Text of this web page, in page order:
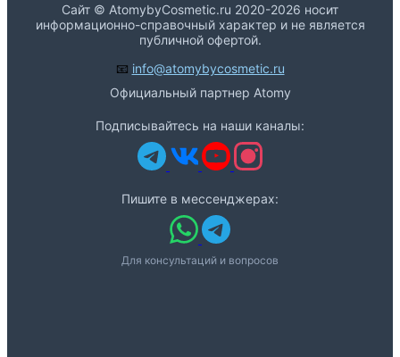
Сайт © AtomybyCosmetic.ru 2020-2026 носит
информационно-справочный характер и не является
публичной офертой.
📧 info@atomybycosmetic.ru
Официальный партнер Atomy
Подписывайтесь на наши каналы:
Пишите в мессенджерах:
Для консультаций и вопросов